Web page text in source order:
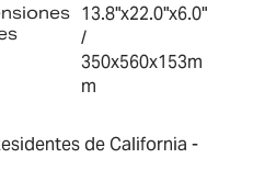
13.8"x22.0"x6.0"
/
350x560x153m
m
de California -